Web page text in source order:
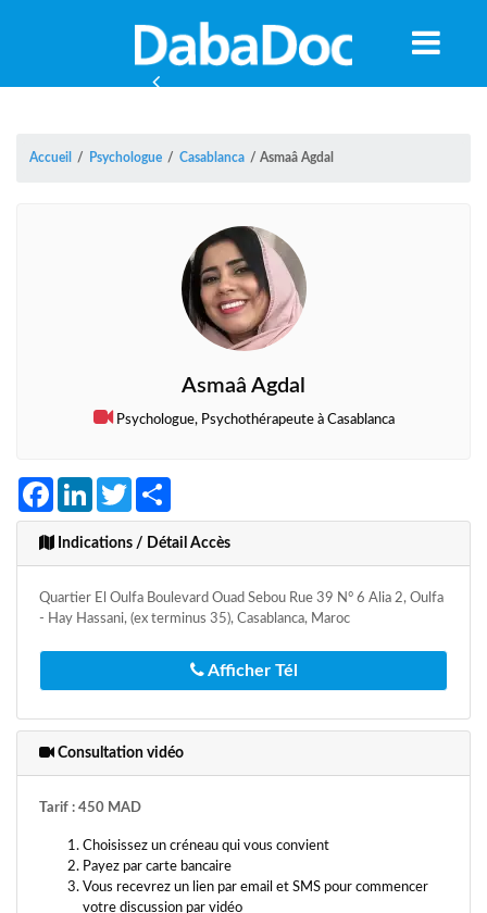
Accueil / Psychologue / Casablanca / Asmaâ Agdal
Asmaâ Agdal
Psychologue, Psychothérapeute à Casablanca
FacebookLinkedInTwitter
Indications / Détail Accès
Quartier El Oulfa Boulevard Ouad Sebou Rue 39 N° 6 Alia 2, Oulfa
- Hay Hassani, (ex terminus 35), Casablanca, Maroc
Afficher Tél
Consultation vidéo
Tarif : 450 MAD
Choisissez un créneau qui vous convient
Payez par carte bancaire
Vous recevrez un lien par email et SMS pour commencer
votre discussion par vidéo